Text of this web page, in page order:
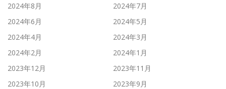
2024年8月
2024年7月
2024年6月
2024年5月
2024年4月
2024年3月
2024年2月
2024年1月
2023年12月
2023年11月
2023年10月
2023年9月